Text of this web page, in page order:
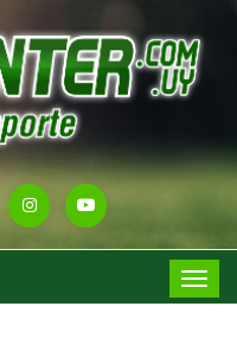
Toggle